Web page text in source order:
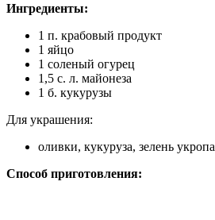
Ингредиенты:
1 п. крабовый продукт
1 яйцо
1 соленый огурец
1,5 с. л. майонеза
1 б. кукурузы
Для украшения:
оливки, кукуруза, зелень укропа
Способ приготовления: